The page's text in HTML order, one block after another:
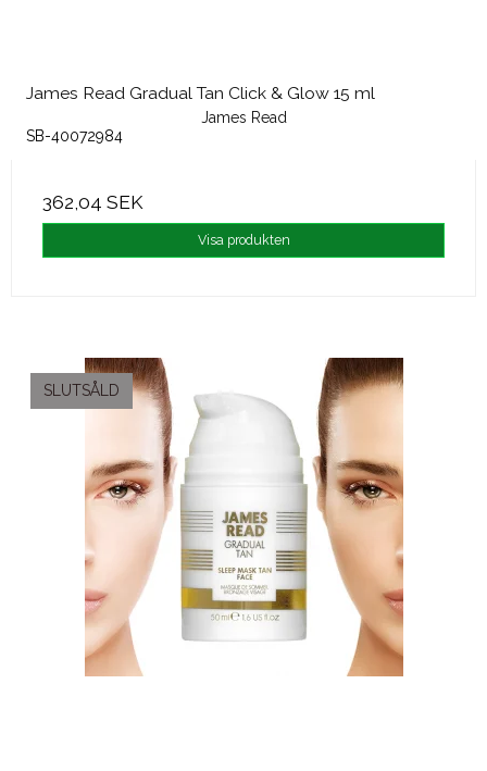
James Read Gradual Tan Click & Glow 15 ml
James Read
SB-40072984
362,04 SEK
Visa produkten
SLUTSÅLD